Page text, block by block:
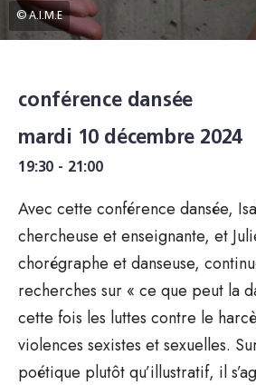
© A.I.M.E
conférence dansée
mardi 10 décembre 2024
19:30 - 21:00
Avec cette conférence dansée,
chercheuse et enseignante, et
chorégraphe et danseuse,
recherches sur « ce que peut la
cette fois les luttes contre le
violences sexistes et sexuelles.
poétique plutôt qu’illustratif, il